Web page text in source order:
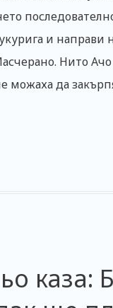
и направи
Нито
можаха да
каза: